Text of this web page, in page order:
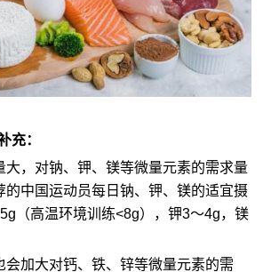
充：
大，对钠、钾、镁等微量元素的需求量
的中国运动员每日钠、钾、镁的适宜摄
（高温环境训练<8g），钾3～4g，镁
会加大对钙、铁、锌等微量元素的需